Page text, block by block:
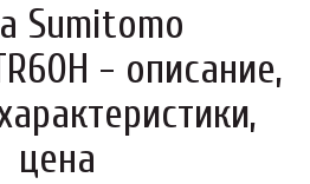
Sumitomo
- описание,
цена